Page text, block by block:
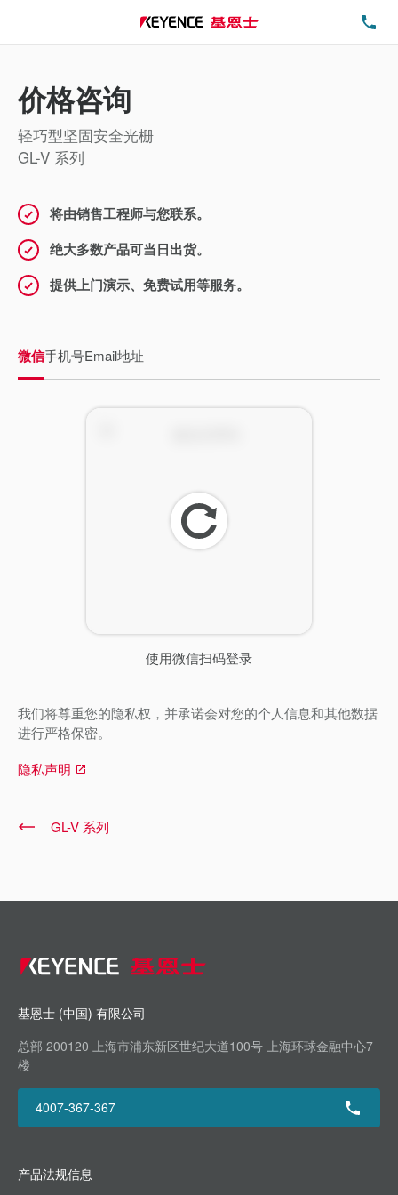
价格咨询
轻巧型坚固安全光栅
GL-V 系列
将由销售工程师与您联系。
绝大多数产品可当日出货。
提供上门演示、免费试用等服务。
微信手机号Email地址
使用微信扫码登录
刷
新
我们将尊重您的隐私权，并承诺会对您的个人信息和其他数据
进行严格保密。
隐私声明
GL-V 系列
基恩士 (中国) 有限公司
总部 200120 上海市浦东新区世纪大道100号 上海环球金融中心7
楼
4007-367-367
产品法规信息